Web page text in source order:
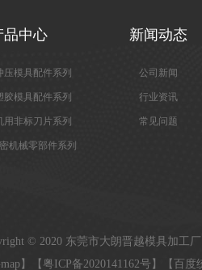
品中心
压模具配件系列
胶模具配件系列
用非标刀片系列
机械零部件系列
新闻动态
公司新闻
行业资讯
常见问题
© 2020 东莞市大朗晋越模具加工
】【 粤ICP备2020141162号】【百度